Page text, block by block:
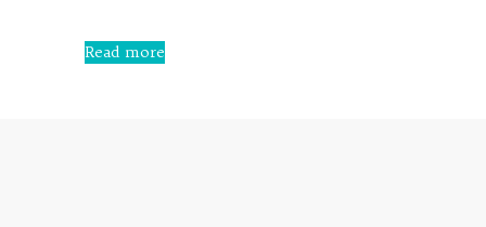
0
out
Read more